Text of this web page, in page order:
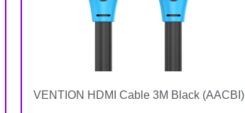
VENTION HDMI Cable 3M Black (AACBI)